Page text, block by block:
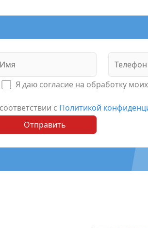
Я даю согласие на обработку
с Политикой